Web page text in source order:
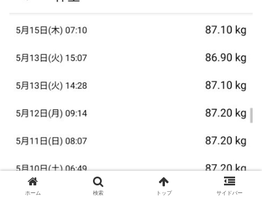
ホーム 検索 トップ サイドバー